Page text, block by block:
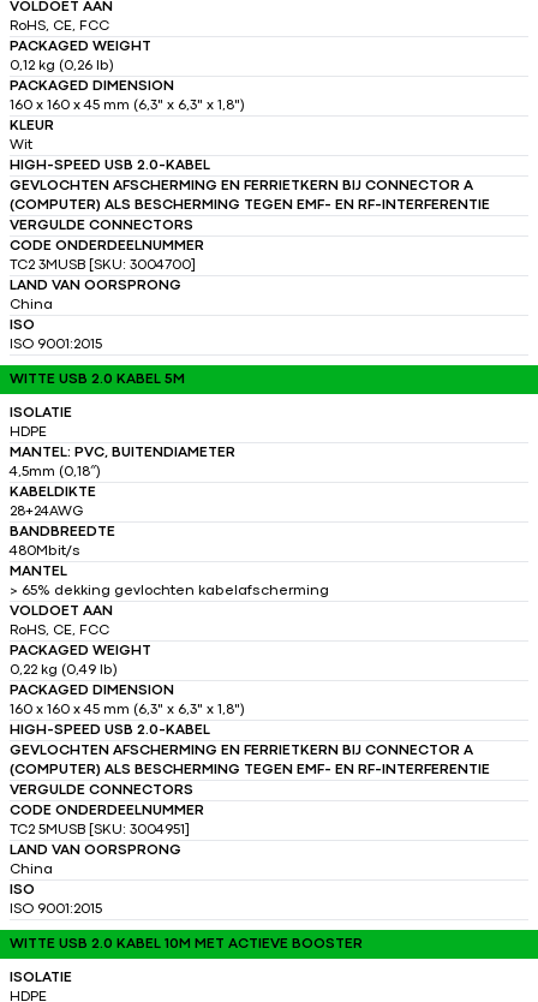
VOLDOET AAN
RoHS, CE, FCC
PACKAGED WEIGHT
0,12 kg (0,26 lb)
PACKAGED DIMENSION
160 x 160 x 45 mm (6,3" x 6,3" x 1,8")
KLEUR
Wit
HIGH-SPEED USB 2.0-KABEL
GEVLOCHTEN AFSCHERMING EN FERRIETKERN BIJ CONNECTOR A
(COMPUTER) ALS BESCHERMING TEGEN EMF- EN RF-INTERFERENTIE
VERGULDE CONNECTORS
CODE ONDERDEELNUMMER
TC2 3MUSB [SKU: 3004700]
LAND VAN OORSPRONG
China
ISO
ISO 9001:2015
WITTE USB 2.0 KABEL 5M
ISOLATIE
HDPE
MANTEL: PVC, BUITENDIAMETER
4,5mm (0,18″)
KABELDIKTE
28+24AWG
BANDBREEDTE
480Mbit/s
MANTEL
> 65% dekking gevlochten kabelafscherming
VOLDOET AAN
RoHS, CE, FCC
PACKAGED WEIGHT
0,22 kg (0,49 lb)
PACKAGED DIMENSION
160 x 160 x 45 mm (6,3" x 6,3" x 1,8")
HIGH-SPEED USB 2.0-KABEL
GEVLOCHTEN AFSCHERMING EN FERRIETKERN BIJ CONNECTOR A
(COMPUTER) ALS BESCHERMING TEGEN EMF- EN RF-INTERFERENTIE
VERGULDE CONNECTORS
CODE ONDERDEELNUMMER
TC2 5MUSB [SKU: 3004951]
LAND VAN OORSPRONG
China
ISO
ISO 9001:2015
WITTE USB 2.0 KABEL 10M MET ACTIEVE BOOSTER
ISOLATIE
HDPE